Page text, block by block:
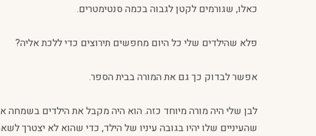
כאלו, שגורמים לקטן לגבוה בכמה סנטימטרים.
פלא שהילדים שלי כל היום מחפשים תירוצים כדי ללכת אליה?
אפשר לבדוק כך גם את המורה בבית הספר.
לבן שלי היה מורה מיוחד כזה. הוא היה מקבל את הילדים בשמחה
שהעיניים שלו יהיו בגובה עיניו של הילד, כדי שהוא לא יצטרך